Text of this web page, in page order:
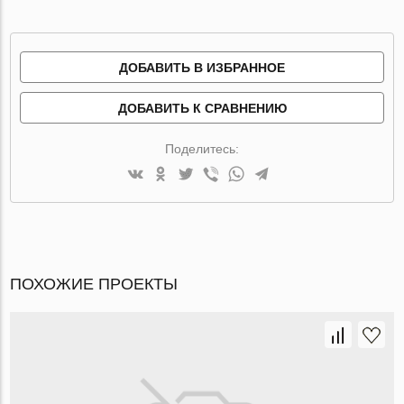
ДОБАВИТЬ В ИЗБРАННОЕ
ДОБАВИТЬ К СРАВНЕНИЮ
Поделитесь:
ПОХОЖИЕ ПРОЕКТЫ